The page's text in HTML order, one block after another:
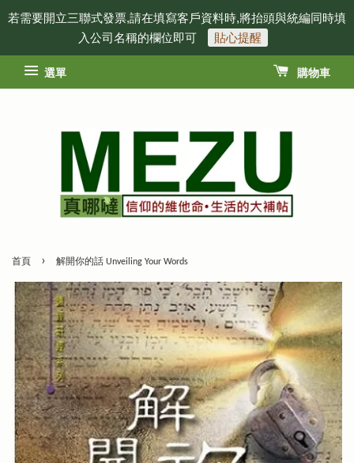
若需要開立三聯式發票,請在填寫客戶資料時,將抬頭與統編同時填
入公司名稱的欄位即可
貼心提醒
選單 購物車
首頁 › 解開你的話 Unveiling Your Words